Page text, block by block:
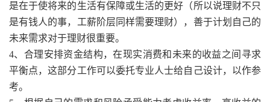
是在于使将来的生活有保障或生活的更好（所以说理财不只
是有钱人的事，工薪阶层同样需要理财），善于计划自己的
未来需求对于理财很重要。
4、合理安排资金结构，在现实消费和未来的收益之间寻求
平衡点，这部分工作可以委托专业人士给自己设计，以作参
考。